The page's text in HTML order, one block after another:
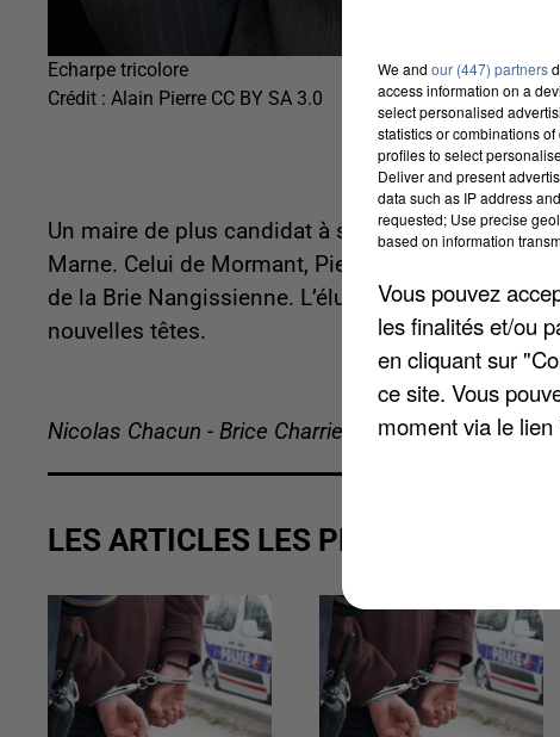
Echarpe tricolore
Crédit : Alain Pierre CC BY SA 3.0
Un maire de plus candidat à sa réélection pour
Marne. Celui de Mormant, Pierre-Yves Nicot. Il
de la Brie Nangissienne. L’élu de droite de 54
nouvelles têtes.
Nicolas Chacun - Brice Charrier
LES ARTICLES LES PLUS VUS
We and our (447) partners
access information on a
select personalised
statistics or combinations
profiles to select
Deliver and present
data such as IP address
requested; Use precise
based on information
Vous pouvez
les finalités et/ou
en cliquant sur
ce site. Vous
moment via le